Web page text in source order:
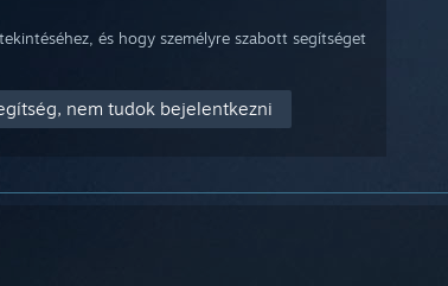
és hogy személyre szabott segítséget
nem tudok bejelentkezni